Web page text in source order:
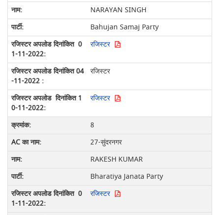
NARAYAN SINGH
Bahujan Samaj Party
रजिस्टर
रजिस्टर
रजिस्टर
8
27-सुंदरनगर
RAKESH KUMAR
Bharatiya Janata Party
रजिस्टर